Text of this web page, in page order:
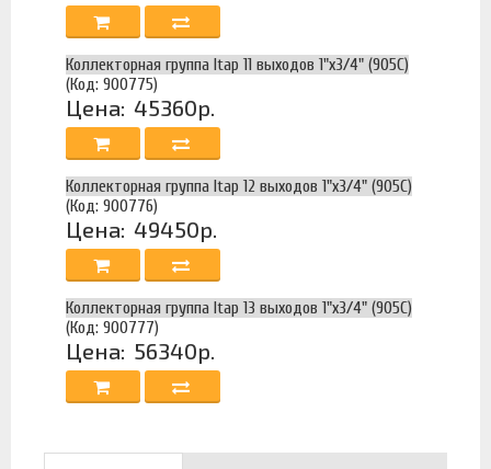
Коллекторная группа Itap 11 выходов 1"х3/4" (905C)
(Код: 900775)
Цена: 45360р.
Коллекторная группа Itap 12 выходов 1"х3/4" (905C)
(Код: 900776)
Цена: 49450р.
Коллекторная группа Itap 13 выходов 1"х3/4" (905C)
(Код: 900777)
Цена: 56340р.